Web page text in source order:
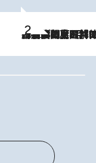
2026.8.8
「最後に見られてよかった」上野動物園の東園パンダ舎が解体前に特別公開。8月16日まで延長されたパネル展と共に辿る“半世紀”のパンダ飼育《解体工事の図面あり》